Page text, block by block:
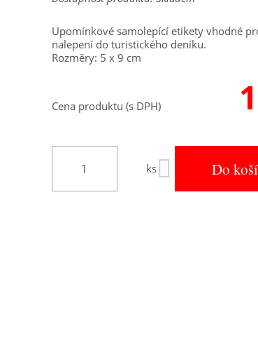
Upomínkové samolepící etikety vhodné
nalepení do turistického deníku.
Rozměry: 5 x 9 cm
Cena produktu (s DPH)
ks Do